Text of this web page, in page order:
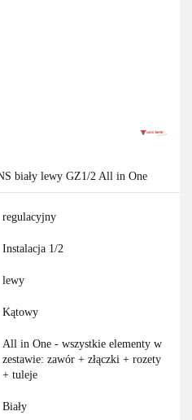
biały lewy GZ1/2 All in One
regulacyjny
Instalacja 1/2
lewy
Kątowy
All in One - wszystkie elementy w
zestawie: zawór + złączki + rozety
+ tuleje
Biały